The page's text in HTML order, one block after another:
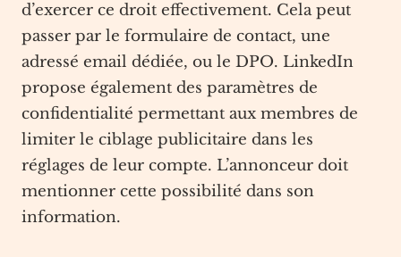
d’exercer ce droit effectivement. Cela peut
passer par le formulaire de contact, une
adressé email dédiée, ou le DPO. LinkedIn
propose également des paramètres de
confidentialité permettant aux membres de
limiter le ciblage publicitaire dans les
réglages de leur compte. L’annonceur doit
mentionner cette possibilité dans son
information.